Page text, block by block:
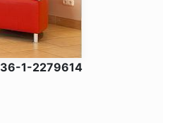
1-2279614